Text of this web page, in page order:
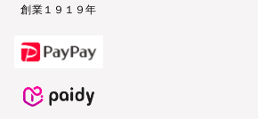
創業１９１９年